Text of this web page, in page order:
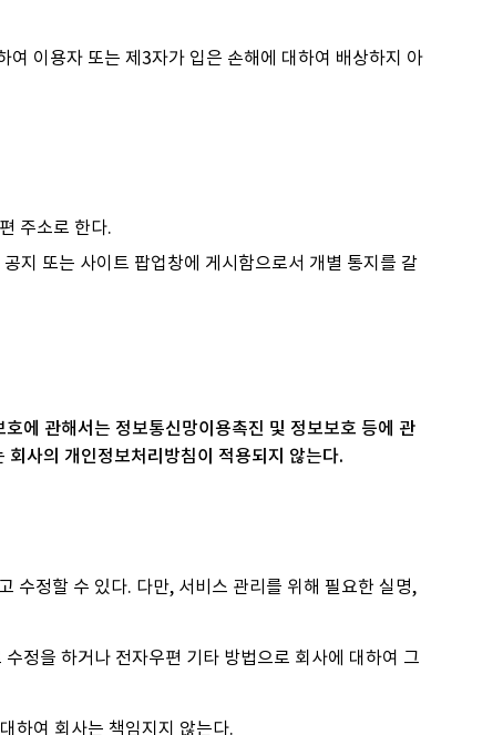
이용자 또는 제3자가 입은 손해에 대하여 배상하지 아
주소로 한다.
지 또는 사이트 팝업창에 게시함으로서 개별 통지를 갈
에 관해서는 정보통신망이용촉진 및 정보보호 등에 관
사의 개인정보처리방침이 적용되지 않는다.
수정할 수 있다. 다만, 서비스 관리를 위해 필요한 실명,
정을 하거나 전자우편 기타 방법으로 회사에 대하여 그
하여 회사는 책임지지 않는다.